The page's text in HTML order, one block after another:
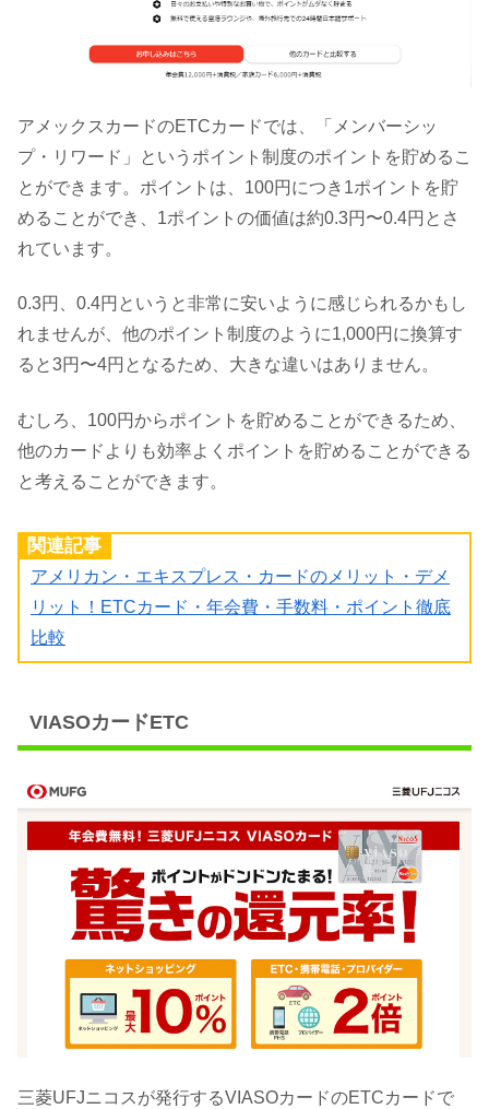
アメックスカードのETCカードでは、「メンバーシッ
プ・リワード」というポイント制度のポイントを貯めるこ
とができます。ポイントは、100円につき1ポイントを貯
めることができ、1ポイントの価値は約0.3円〜0.4円とさ
れています。
0.3円、0.4円というと非常に安いように感じられるかもし
れませんが、他のポイント制度のように1,000円に換算す
ると3円〜4円となるため、大きな違いはありません。
むしろ、100円からポイントを貯めることができるため、
他のカードよりも効率よくポイントを貯めることができる
と考えることができます。
関連記事
アメリカン・エキスプレス・カードのメリット・デメ
リット！ETCカード・年会費・手数料・ポイント徹底
比較
VIASOカードETC
三菱UFJニコスが発行するVIASOカードのETCカードで